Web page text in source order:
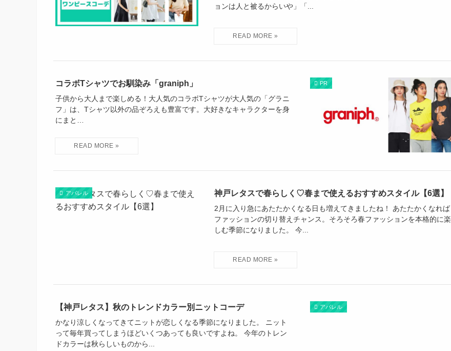
ョンは人と被るからいや」「...
PR
コラボTシャツでお馴染み「graniph」
子供から大人まで楽しめる！大人気のコラボTシャツが大人気の「グラニ
フ」は、Tシャツ以外の品ぞろえも豊富です。大好きなキャラクターを身
にまと…
アパレル 神戸レタスで春らしく♡春まで使えるおすすめスタイル【6選】
2月に入り急にあたたかくなる日も増えてきましたね！ あたたかくなれば
ファッションの切り替えチャンス。そろそろ春ファッションを本格的に楽
しむ季節になりました。 今...
アパレル
【神戸レタス】秋のトレンドカラー別ニットコーデ
かなり涼しくなってきてニットが恋しくなる季節になりました。 ニット
って毎年買ってしまうほどいくつあっても良いですよね。 今年のトレン
ドカラーは秋らしいものから...